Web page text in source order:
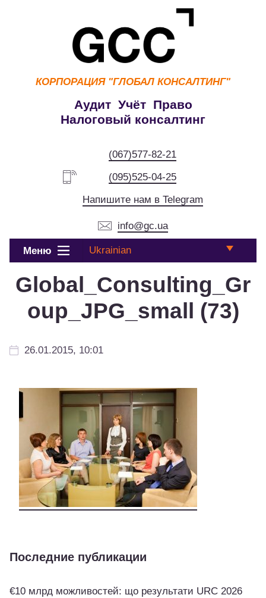
КОРПОРАЦИЯ "ГЛОБАЛ КОНСАЛТИНГ"
Аудит Учёт Право
Налоговый консалтинг
(067)577-82-21
(095)525-04-25
Напишите нам в Telegram
info@gc.ua
Меню Ukrainian
Global_Consulting_Gr
oup_JPG_small (73)
26.01.2015, 10:01
Последние публикации
€10 млрд можливостей: що результати URC 2026